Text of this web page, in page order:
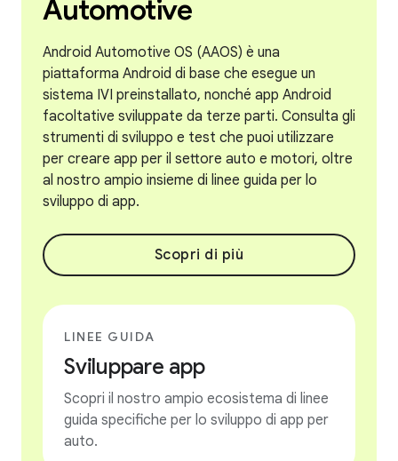
Automotive
Android Automotive OS (AAOS) è una
piattaforma Android di base che esegue un
sistema IVI preinstallato, nonché app Android
facoltative sviluppate da terze parti. Consulta gli
strumenti di sviluppo e test che puoi utilizzare
per creare app per il settore auto e motori, oltre
al nostro ampio insieme di linee guida per lo
sviluppo di app.
Scopri di più
LINEE GUIDA
Sviluppare app
Scopri il nostro ampio ecosistema di linee
guida specifiche per lo sviluppo di app per
auto.